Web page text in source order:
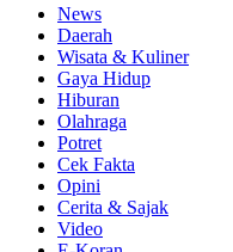
News
Daerah
Wisata & Kuliner
Gaya Hidup
Hiburan
Olahraga
Potret
Cek Fakta
Opini
Cerita & Sajak
Video